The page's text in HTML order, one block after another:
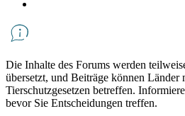
Die Inhalte des Forums werden
übersetzt, und Beiträge können Länder
Tierschutzgesetzen betreffen.
bevor Sie Entscheidungen treffen.